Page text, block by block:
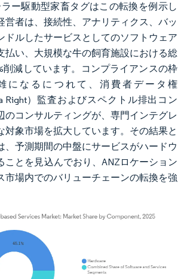
ー駆動型家畜タグはこの転換を例示し
営者は、接続性、アナリティクス、バッ
ドルしたサービスとしてのソフトウェア
払い、大規模な牛の飼育施設における総
削減しています。コンプライアンスの枠
になるにつれて、消費者データ権
Right）監査およびスペクトル排出コン
のコンサルティングが、専門インテグレ
対象市場を拡大しています。その結果と
、予測期間の中盤にサービスがハードウ
ことを見込んでおり、ANZロケーション
市場内でのバリューチェーンの転換を強